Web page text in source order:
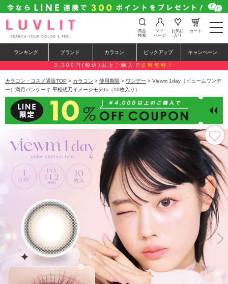
t
o
e
n
a
a
i
o
n
商品
検索
マイ
ページ
お気に
入り
カート
ランキング ブランド カラコン ピックアップ キャンペーン
3,300円(税込)以上ご購入で 送料無料！
カラコン・コスメ通販TOP > カラコン > 使用期限 > ワンデー > Viewm 1day（ビュームワンデ
ー）満月パンケーキ 平松想乃イメージモデル（10枚入り）